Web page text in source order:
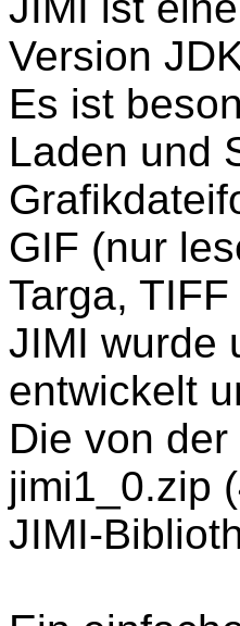
Version
Es ist
Laden und
GIF (nur
Targa,
JIMI wurde
entwickelt
Die von
jimi1_0.zip
JIMI-